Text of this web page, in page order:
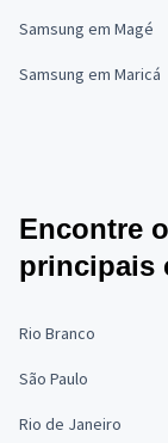
Samsung em Magé
Samsung em Maricá
Encontre
principais
Rio Branco
São Paulo
Rio de Janeiro